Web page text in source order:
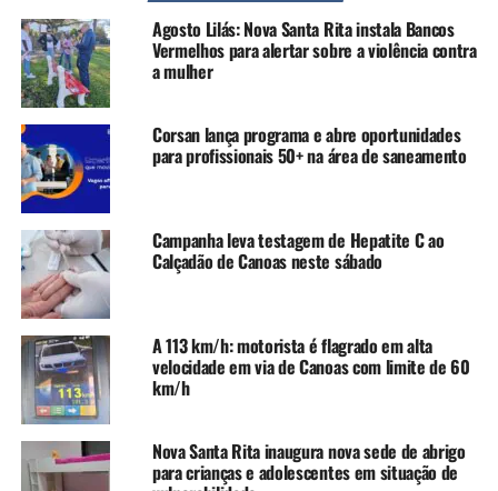
A partir da assinatura, terão início os serviços de
terraplanagem, contenção do terreno e instalação de
tubulações. As unidades serão construídas no
Loteamento Acadepol, no bairro Guajuviras, por meio do
programa estadual A Casa é Sua Calamidades, em
parceria entre o Governo do Estado e a Prefeitura de
Canoas.
“Assinar esta ordem não é
apenas começar uma obra,
é devolver a dignidade e a
esperança para 49 famílias
que viram seus sonhos
levados pelas águas em
2024. Hoje começamos a
Agosto Lilás: Nova Santa Rita instala Bancos
Vermelhos para alertar sobre a violência contra
a mulher
Corsan lança programa e abre oportunidades
para profissionais 50+ na área de saneamento
Campanha leva testagem de Hepatite C ao
Calçadão de Canoas neste sábado
A 113 km/h: motorista é flagrado em alta
velocidade em via de Canoas com limite de 60
km/h
Nova Santa Rita inaugura nova sede de abrigo
para crianças e adolescentes em situação de